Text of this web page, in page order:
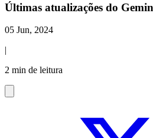
Últimas atualizações do
05 Jun, 2024
|
2 min de leitura